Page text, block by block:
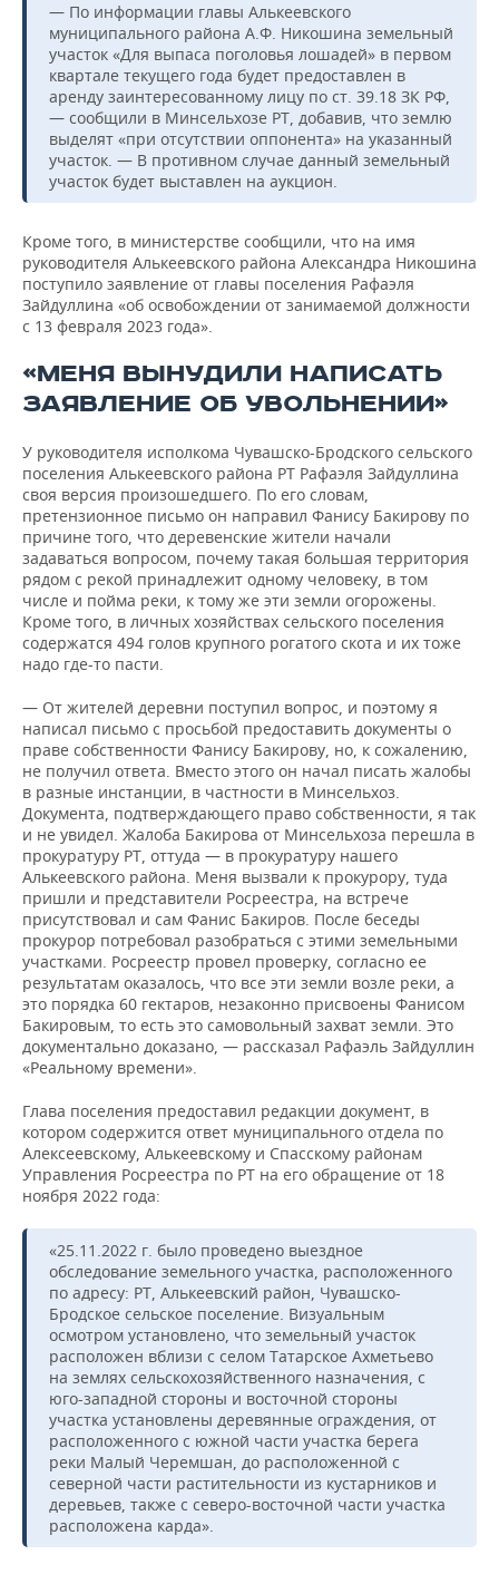
— По информации главы Алькеевского
муниципального района А.Ф. Никошина земельный
участок «Для выпаса поголовья лошадей» в первом
квартале текущего года будет предоставлен в
аренду заинтересованному лицу по ст. 39.18 ЗК РФ,
— сообщили в Минсельхозе РТ, добавив, что землю
выделят «при отсутствии оппонента» на указанный
участок. — В противном случае данный земельный
участок будет выставлен на аукцион.
Кроме того, в министерстве сообщили, что на имя
руководителя Алькеевского района Александра Никошина
поступило заявление от главы поселения Рафаэля
Зайдуллина «об освобождении от занимаемой должности
с 13 февраля 2023 года».
«МЕНЯ ВЫНУДИЛИ НАПИСАТЬ
ЗАЯВЛЕНИЕ ОБ УВОЛЬНЕНИИ»
У руководителя исполкома Чувашско-Бродского сельского
поселения Алькеевского района РТ Рафаэля Зайдуллина
своя версия произошедшего. По его словам,
претензионное письмо он направил Фанису Бакирову по
причине того, что деревенские жители начали
задаваться вопросом, почему такая большая территория
рядом с рекой принадлежит одному человеку, в том
числе и пойма реки, к тому же эти земли огорожены.
Кроме того, в личных хозяйствах сельского поселения
содержатся 494 голов крупного рогатого скота и их тоже
надо где-то пасти.
— От жителей деревни поступил вопрос, и поэтому я
написал письмо с просьбой предоставить документы о
праве собственности Фанису Бакирову, но, к сожалению,
не получил ответа. Вместо этого он начал писать жалобы
в разные инстанции, в частности в Минсельхоз.
Документа, подтверждающего право собственности, я так
и не увидел. Жалоба Бакирова от Минсельхоза перешла в
прокуратуру РТ, оттуда — в прокуратуру нашего
Алькеевского района. Меня вызвали к прокурору, туда
пришли и представители Росреестра, на встрече
присутствовал и сам Фанис Бакиров. После беседы
прокурор потребовал разобраться с этими земельными
участками. Росреестр провел проверку, согласно ее
результатам оказалось, что все эти земли возле реки, а
это порядка 60 гектаров, незаконно присвоены Фанисом
Бакировым, то есть это самовольный захват земли. Это
документально доказано, — рассказал Рафаэль Зайдуллин
«Реальному времени».
Глава поселения предоставил редакции документ, в
котором содержится ответ муниципального отдела по
Алексеевскому, Алькеевскому и Спасскому районам
Управления Росреестра по РТ на его обращение от 18
ноября 2022 года:
«25.11.2022 г. было проведено выездное
обследование земельного участка, расположенного
по адресу: РТ, Алькеевский район, Чувашско-
Бродское сельское поселение. Визуальным
осмотром установлено, что земельный участок
расположен вблизи с селом Татарское Ахметьево
на землях сельскохозяйственного назначения, с
юго-западной стороны и восточной стороны
участка установлены деревянные ограждения, от
расположенного с южной части участка берега
реки Малый Черемшан, до расположенной с
северной части растительности из кустарников и
деревьев, также с северо-восточной части участка
расположена карда».